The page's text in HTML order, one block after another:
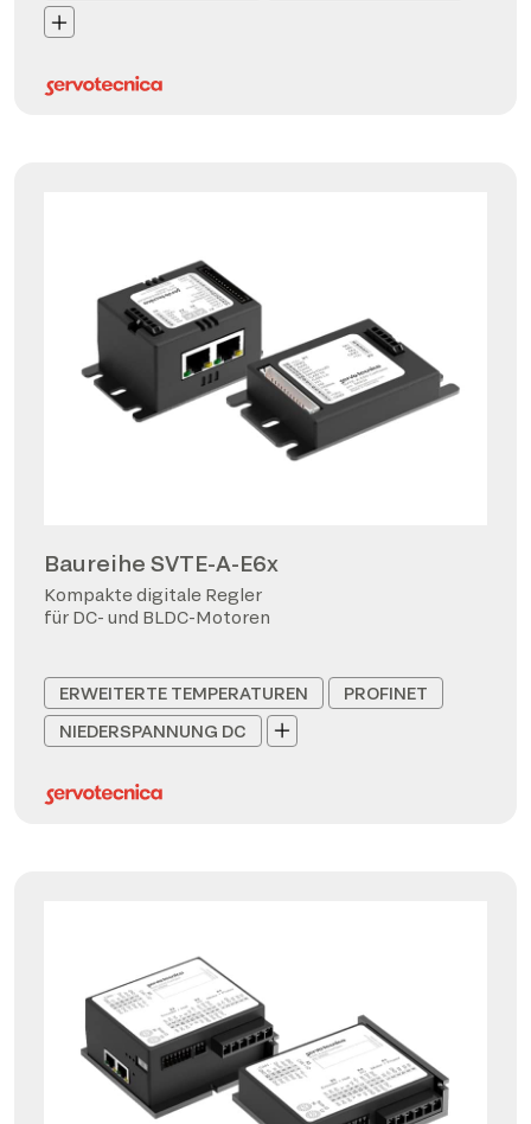
Baureihe SVTE-A-E6x
Kompakte digitale Regler
für DC- und BLDC-Motoren
ERWEITERTE TEMPERATUREN
PROFINET
NIEDERSPANNUNG DC